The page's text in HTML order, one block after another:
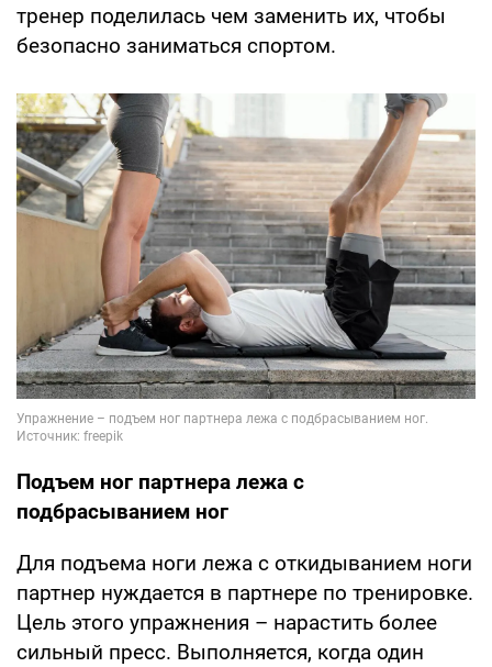
тренер поделилась чем заменить их, чтобы
безопасно заниматься спортом.
Подъем ног партнера лежа с
подбрасыванием ног
Для подъема ноги лежа с откидыванием ноги
партнер нуждается в партнере по тренировке.
Цель этого упражнения – нарастить более
сильный пресс. Выполняется, когда один